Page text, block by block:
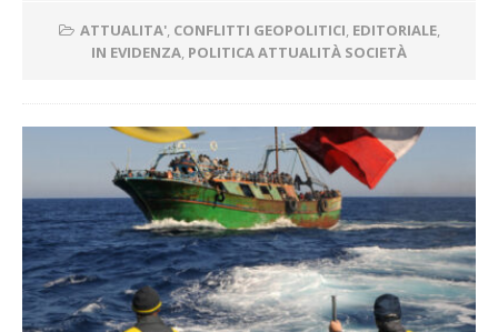
ATTUALITA', CONFLITTI GEOPOLITICI, EDITORIALE,
IN EVIDENZA, POLITICA ATTUALITÀ SOCIETÀ